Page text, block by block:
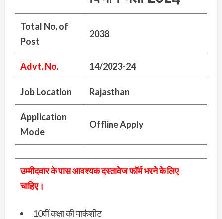
Total No. of
Post
2038
Advt. No. 14/2023-24
Job Location Rajasthan
Application
Mode
Offline Apply
उम्मीदवार के पास आवश्यक दस्तावेज फॉर्म भरने के लिए
चाहिए।
10वीं कक्षा की मार्कशीट